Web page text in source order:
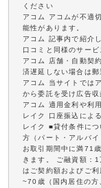
ください
アコム アコムが不適
能性があります。
アコム 記事内で紹介
口コミと同様のサー
アコム 店舗・自動契
済遅延しない場合は郵
アコム 当サイトでは
から委託を受け広告
アコム 適用金利や利
レイク 口座振込によ
レイク ■貸付条件に
方（パート・アルバ
お取引期間中に満71
きます。 ご融資額：
はご契約額およびご
~70歳（国内居住の方